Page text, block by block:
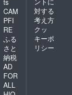
CAM
PFI
RE
ふる
さと
納税
AD
FOR
ALL
対する
考え方
クッ
キーポ
リシー